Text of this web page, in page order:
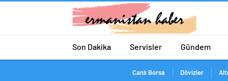
Son Dakika Servisler Gündem
Canlı Borsa Dövizler